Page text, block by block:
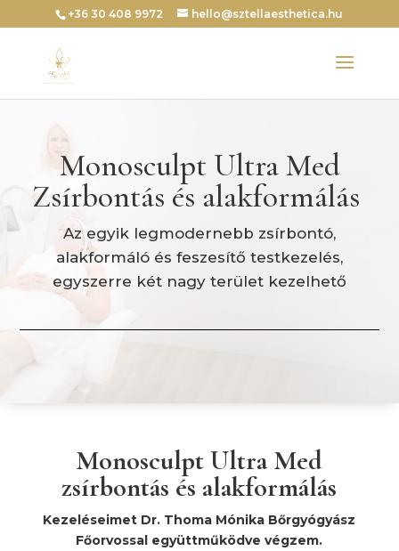
+36 30 408 9972 hello@sztellaesthetica.hu
Monosculpt Ultra Med
Zsírbontás és alakformálás
Az egyik legmodernebb zsírbontó,
alakformáló és feszesítő testkezelés,
egyszerre két nagy terület kezelhető
Monosculpt Ultra Med
zsírbontás és alakformálás
Kezeléseimet Dr. Thoma Mónika Bőrgyógyász
Főorvossal együttműködve végzem.